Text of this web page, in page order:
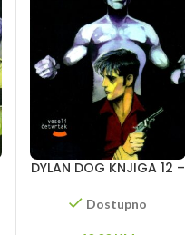
DYLAN DOG KNJIGA 12 –
Košmar letnje noći
Dostupno